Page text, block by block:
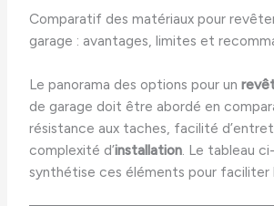
Comparatif des matériaux pour
garage : avantages, limites et
Le panorama des options pour un
de garage doit être abordé en
résistance aux taches, facilité
complexité d’installation . Le tableau
synthétise ces éléments pour faciliter